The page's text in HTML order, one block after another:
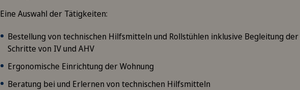
Eine Auswahl der Tätigkeiten:
Bestellung von technischen Hilfsmitteln und Rollstühlen inklusive Begleitung
Schritte von IV und AHV
Ergonomische Einrichtung der Wohnung
Beratung bei und Erlernen von technischen Hilfsmitteln